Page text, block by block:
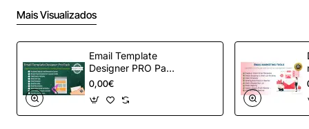
Mais Visualizados
Email Template
Designer PRO Pack
– Automação de e-
mail definitiva para
OpenCart
0,00€